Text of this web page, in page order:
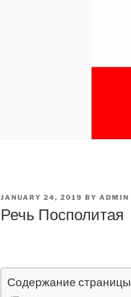
POSTED
JANUARY 24, 2019 BY ADMIN
Речь Посполитая
Содержание страницы